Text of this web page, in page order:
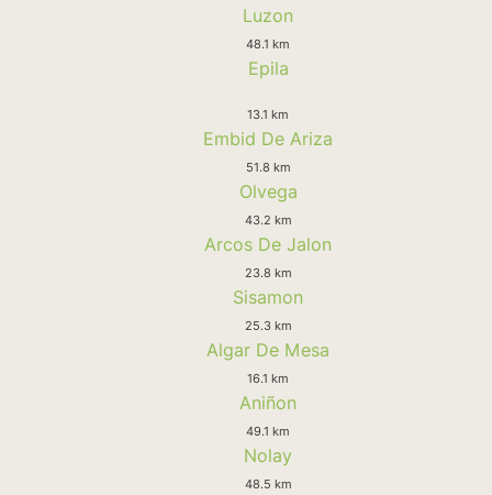
Luzon
48.1 km
Epila
13.1 km
Embid De Ariza
51.8 km
Olvega
43.2 km
Arcos De Jalon
23.8 km
Sisamon
25.3 km
Algar De Mesa
16.1 km
Aniñon
49.1 km
Nolay
48.5 km